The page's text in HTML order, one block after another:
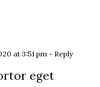
at 3:51 pm - Reply
eget